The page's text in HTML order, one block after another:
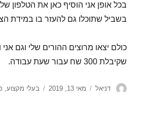
בכל אופן אני הוסיף כאן את הטלפון של
בשביל שתוכלו גם להעזר בו במידת
כולם יצאו מרוצים ההורים שלי וגם אני
שקיבלת 300 שח עבור שעת עבודה.
מחבר
דניאל
פורסם
מאי 13, 2019 קטגוריות
בעלי מקצוע,